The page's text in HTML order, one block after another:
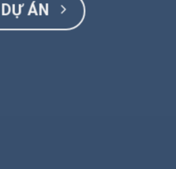
ÁN